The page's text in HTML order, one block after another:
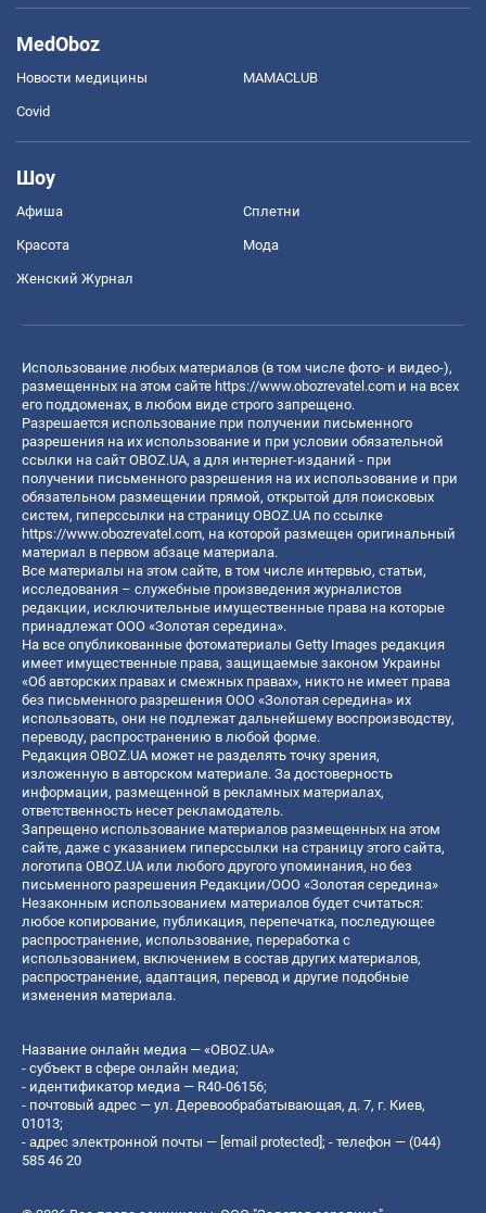
MedOboz
Новости медицины MAMACLUB
Covid
Шоу
Афиша Сплетни
Красота Мода
Женский Журнал
Использование любых материалов (в том числе фото- и видео-),
размещенных на этом сайте https://www.obozrevatel.com и на всех
его поддоменах, в любом виде строго запрещено.
Разрешается использование при получении письменного
разрешения на их использование и при условии обязательной
ссылки на сайт OBOZ.UA, а для интернет-изданий - при
получении письменного разрешения на их использование и при
обязательном размещении прямой, открытой для поисковых
систем, гиперссылки на страницу OBOZ.UA по ссылке
https://www.obozrevatel.com, на которой размещен оригинальный
материал в первом абзаце материала.
Все материалы на этом сайте, в том числе интервью, статьи,
исследования – служебные произведения журналистов
редакции, исключительные имущественные права на которые
принадлежат ООО «Золотая середина».
На все опубликованные фотоматериалы Getty Images редакция
имеет имущественные права, защищаемые законом Украины
«Об авторских правах и смежных правах», никто не имеет права
без письменного разрешения ООО «Золотая середина» их
использовать, они не подлежат дальнейшему воспроизводству,
переводу, распространению в любой форме.
Редакция OBOZ.UA может не разделять точку зрения,
изложенную в авторском материале. За достоверность
информации, размещенной в рекламных материалах,
ответственность несет рекламодатель.
Запрещено использование материалов размещенных на этом
сайте, даже с указанием гиперссылки на страницу этого сайта,
логотипа OBOZ.UA или любого другого упоминания, но без
письменного разрешения Редакции/ООО «Золотая середина»
Незаконным использованием материалов будет считаться:
любое копирование, публикация, перепечатка, последующее
распространение, использование, переработка с
использованием, включением в состав других материалов,
распространение, адаптация, перевод и другие подобные
изменения материала.
Название онлайн медиа — «OBOZ.UA»
- субъект в сфере онлайн медиа;
- идентификатор медиа — R40-06156;
- почтовый адрес — ул. Деревообрабатывающая, д. 7, г. Киев,
01013;
- адрес электронной почты — [email protected] ; - телефон — (044)
585 46 20